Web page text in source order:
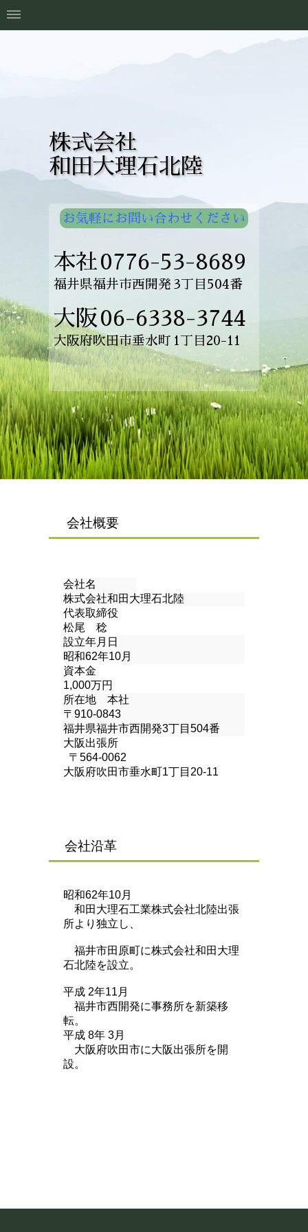
株式会社
和田大理石北陸
お気軽にお問い合わせください
本社 0776-53-8689
福井県福井市西開発 3丁目504番
大阪 06-6338-3744
大阪府吹田市垂水町 1丁目20-11
会社概要
会社名
株式会社和田大理石北陸
代表取締役
松尾 稔
設立年月日
昭和62年10月
資本金
1,000万円
所在地 本社
〒910-0843
福井県福井市西開発3丁目504番
大阪出張所
〒564-0062
大阪府吹田市垂水町1丁目20-11
会社沿革
昭和62年10月
和田大理石工業株式会社北陸出張
所より独立し、
福井市田原町に株式会社和田大理
石北陸を設立。
平成 2年11月
福井市西開発に事務所を新築移
転。
平成 8年 3月
大阪府吹田市に大阪出張所を開
設。